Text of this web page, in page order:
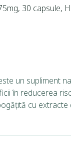
30 capsule,
un supliment
în reducerea
cu